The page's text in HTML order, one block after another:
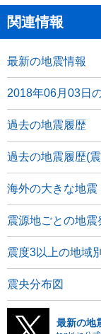
関連情報
最新の地震情報
2018年06月03日
過去の地震履歴
過去の地震履歴(
海外の大きな地震
震源地ごとの地震
震度3以上の地域
震央分布図
最新の地